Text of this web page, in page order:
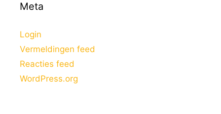
Meta
Login
Vermeldingen feed
Reacties feed
WordPress.org